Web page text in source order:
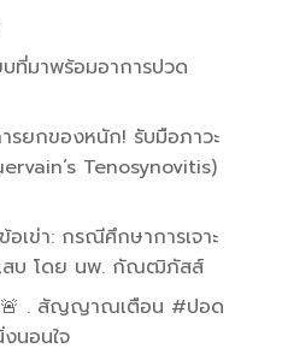
ที่มาพร้อมอาการปวด
รยกของหนัก! รับมือภาวะ
Tenosynovitis)
อเข่า: กรณีศึกษาการเจาะ
เสบ โดย นพ. กัณฒิภัสส์
..🚨 . สัญญาณเตือน #ปอด
นอนใจ